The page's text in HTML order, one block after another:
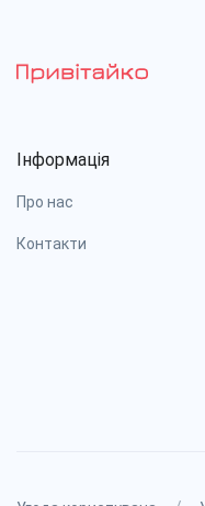
Інформація
Про нас
Контакти